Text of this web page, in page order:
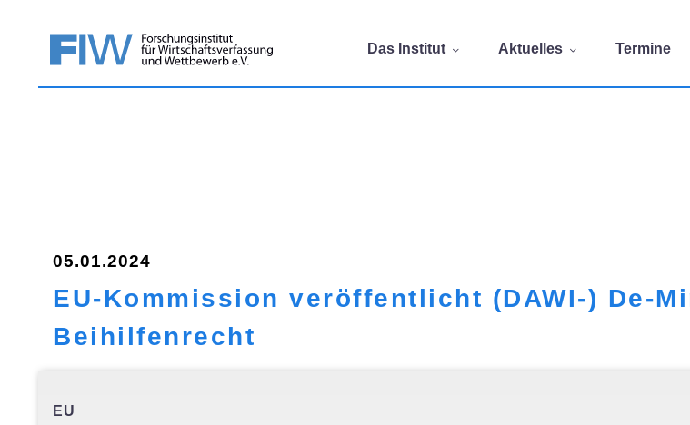
Das Institut Aktuelles Termine
05.01.2024
EU-Kommission veröffentlicht (DAWI-) De-
Beihilfenrecht
EU